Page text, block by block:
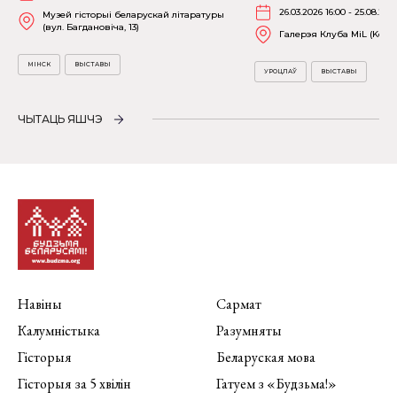
Музей гісторыі беларускай літаратуры
(вул. Багдановіча, 13)
МІНСК ВЫСТАВЫ
26.03.2026 16:00 -
Галерэя Клуба MiL
УРОЦЛАЎ ВЫСТАВЫ
ЧЫТАЦЬ ЯШЧЭ
Навіны
Калумністыка
Гісторыя
Гісторыя за 5 хвілін
Сармат
Разумняты
Беларуская мова
Гатуем з «Будзьма!»